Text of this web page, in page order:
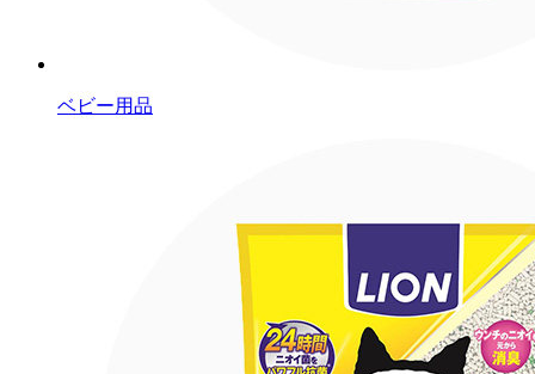
ベビー用品